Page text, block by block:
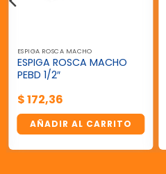
ESPIGA ROSCA MACHO
ESPIGA ROSCA MACHO
PEBD 1/2″
$172,36
AÑADIR AL CARRITO